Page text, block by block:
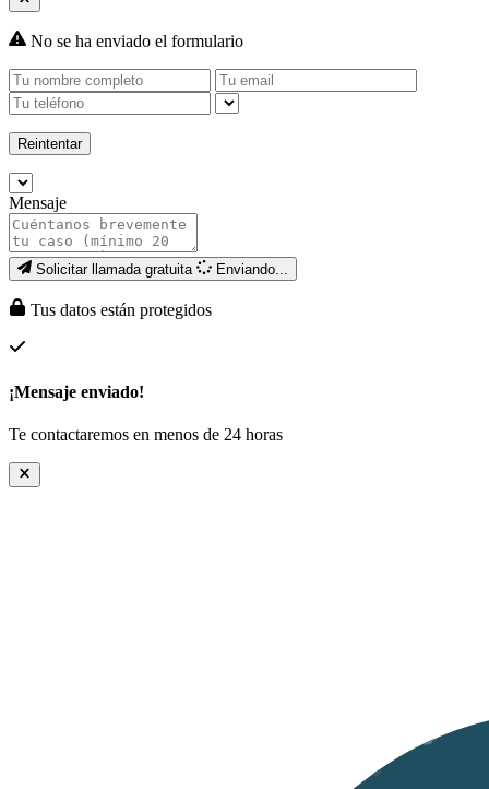
No se ha enviado el formulario
Reintentar
Mensaje
Solicitar llamada gratuita Enviando...
Tus datos están protegidos
¡Mensaje enviado!
Te contactaremos en menos de 24 horas